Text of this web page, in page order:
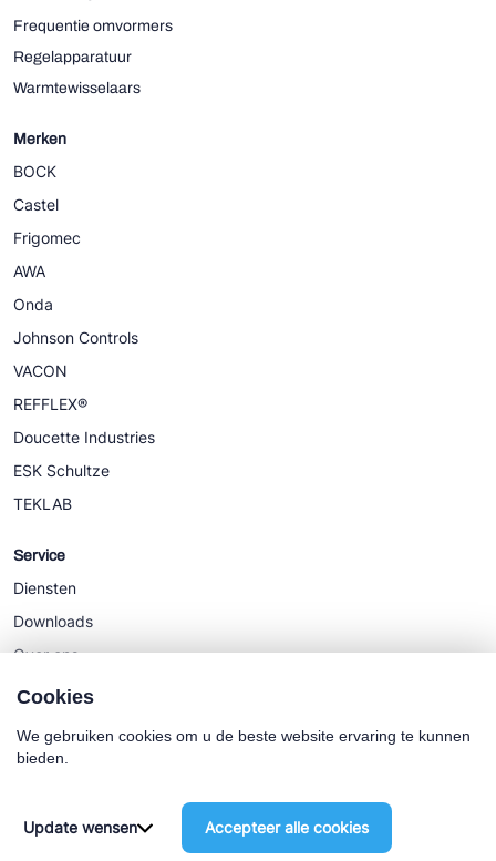
Frequentie omvormers
Regelapparatuur
Warmtewisselaars
Merken
BOCK
Castel
Frigomec
AWA
Onda
Johnson Controls
VACON
REFFLEX®
Doucette Industries
ESK Schultze
TEKLAB
Service
Diensten
Downloads
Over ons
Nieuws
Algemene Voorwaarden
Cookies
We gebruiken cookies om u de beste website ervaring te kunnen
bieden.
Update wensen Accepteer alle cookies